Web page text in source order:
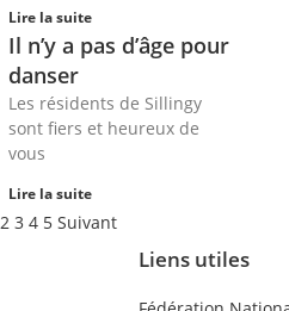
Lire la suite
Il n’y a pas d’âge pour
danser
Les résidents de Sillingy
sont fiers et heureux de
vous
Lire la suite
2 3 4 5 Suivant
Liens utiles